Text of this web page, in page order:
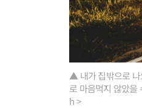
▲ 내가 집밖으로 나
로 마음먹지 않았을
h >